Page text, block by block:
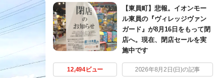
【東員町】悲報。イオンモー
ル東員の『ヴィレッジヴァン
ガード』が8月16日をもって閉
店へ。現在、閉店セールを実
施中です
12,494ビュー 2026年8月2日(日)の記事